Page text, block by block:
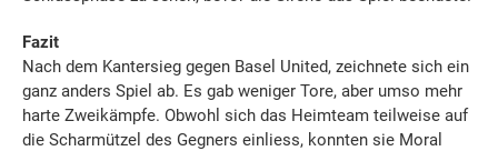
Fazit
Nach dem Kantersieg gegen Basel United, zeichnete sich ein
ganz anders Spiel ab. Es gab weniger Tore, aber umso mehr
harte Zweikämpfe. Obwohl sich das Heimteam teilweise auf
die Scharmützel des Gegners einliess, konnten sie Moral